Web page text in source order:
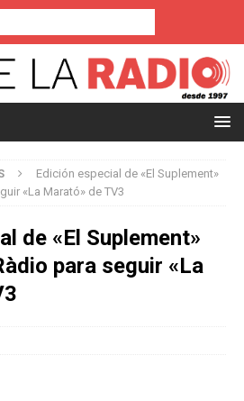
Edición especial de «El Suplement»
«La Marató» de TV3
de «El Suplement»
para seguir «La